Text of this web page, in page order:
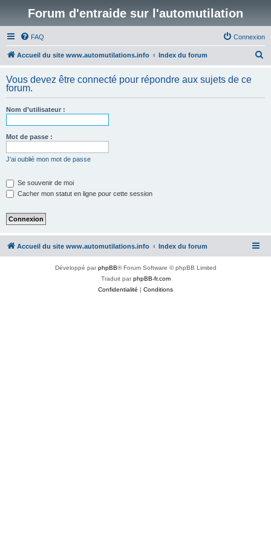
Forum d'entraide sur l'automutilation
FAQ Connexion
Accueil du site www.automutilations.info Index du forum
h
Vous devez être connecté pour répondre aux sujets de ce
forum.
Nom d’utilisateur :
Mot de passe :
J’ai oublié mon mot de passe
Se souvenir de moi
Cacher mon statut en ligne pour cette session
Accueil du site www.automutilations.info Index du forum
Développé parphpBB® Forum Software © phpBB Limited
Traduit parphpBB-fr.com
Confidentialité | Conditions